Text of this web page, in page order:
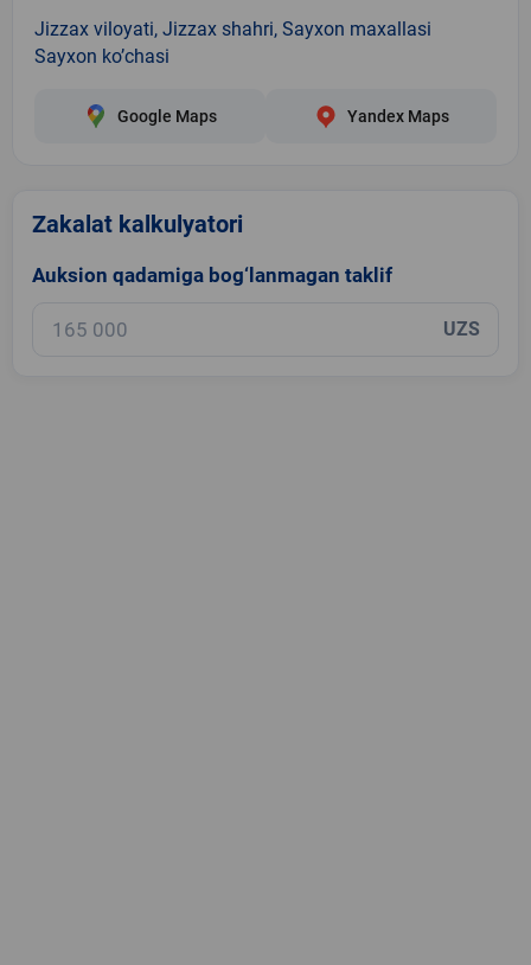
Jizzax viloyati, Jizzax shahri, Sayxon maxallasi
Sayxon ko’chasi
Google Maps Yandex Maps
Zakalat kalkulyatori
Auksion qadamiga bog‘lanmagan taklif
UZS